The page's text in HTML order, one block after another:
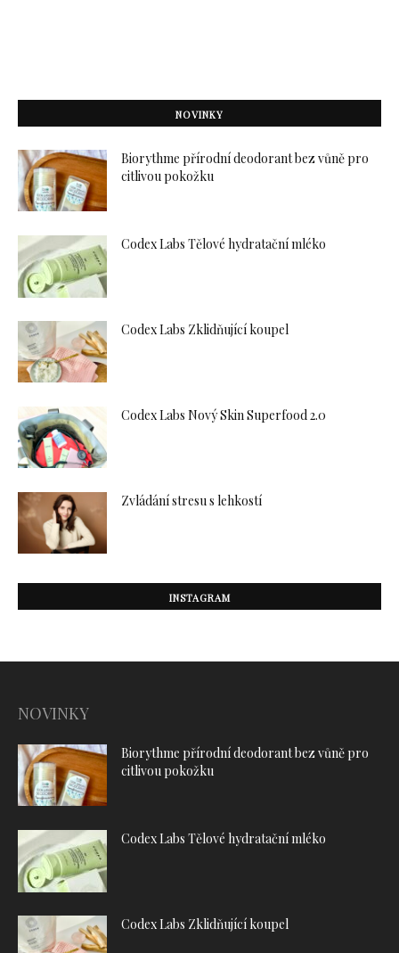
NOVINKY
Biorythme přírodní deodorant bez vůně pro
citlivou pokožku
Codex Labs Tělové hydratační mléko
Codex Labs Zklidňující koupel
Codex Labs Nový Skin Superfood 2.0
Zvládání stresu s lehkostí
INSTAGRAM
NOVINKY
Biorythme přírodní deodorant bez vůně pro
citlivou pokožku
Codex Labs Tělové hydratační mléko
Codex Labs Zklidňující koupel